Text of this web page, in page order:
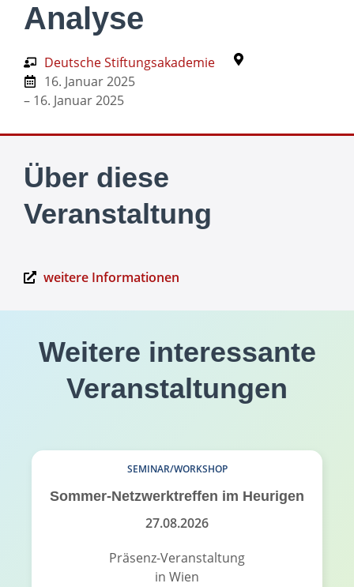
Analyse
Deutsche Stiftungsakademie
16. Januar 2025
– 16. Januar 2025
Über diese
Veranstaltung
weitere Informationen
Weitere interessante
Veranstaltungen
SEMINAR/WORKSHOP
Sommer-Netzwerktreffen im Heurigen
27.08.2026
Präsenz-Veranstaltung
in Wien